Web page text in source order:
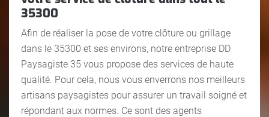
35300
Afin de réaliser la pose de votre clôture ou grillage
dans le 35300 et ses environs, notre entreprise DD
Paysagiste 35 vous propose des services de haute
qualité. Pour cela, nous vous enverrons nos meilleurs
artisans paysagistes pour assurer un travail soigné et
répondant aux normes. Ce sont des agents